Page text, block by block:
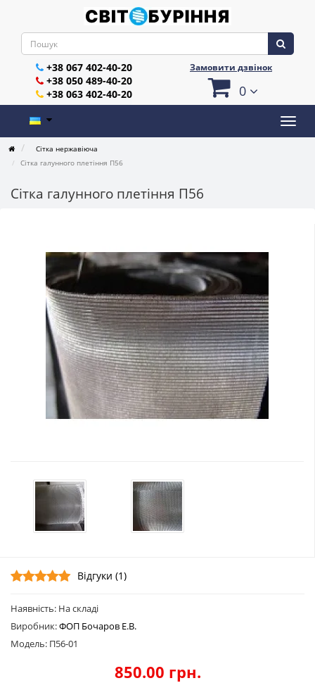
+38 067 402-40-20
+38 050 489-40-20
+38 063 402-40-20
Замовити дзвінок
0
Сітка нержавіюча
Сітка галунного плетіння П56
Сітка галунного плетіння П56
Відгуки (1)
Наявність: На складі
Виробник:ФОП Бочаров Е.В.
Модель: П56-01
850.00 грн.